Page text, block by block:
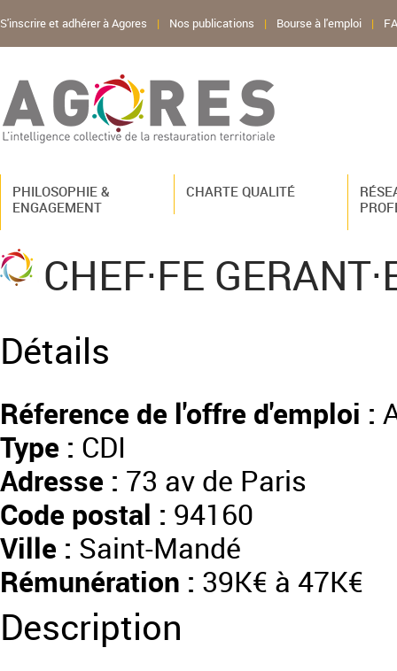
S'inscrire et adhérer à Agores | Nos publications | Bourse à l'emploi |
PHILOSOPHIE &
ENGAGEMENT
CHARTE QUALITÉ
CHEF·FE
Détails
Réference de l'offre d'emploi :
Type : CDI
Adresse : 73 av de Paris
Code postal : 94160
Ville : Saint-Mandé
Rémunération : 39K€ à 47K€
Description